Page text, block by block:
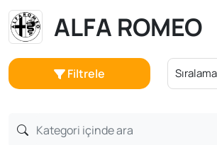
ALFA ROMEO
Filtrele